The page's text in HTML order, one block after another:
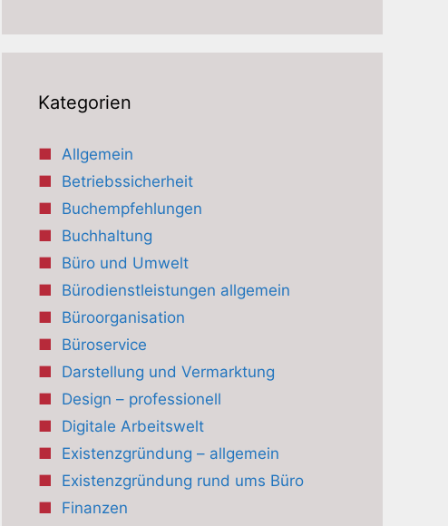
Kategorien
Allgemein
Betriebssicherheit
Buchempfehlungen
Buchhaltung
Büro und Umwelt
Bürodienstleistungen allgemein
Büroorganisation
Büroservice
Darstellung und Vermarktung
Design – professionell
Digitale Arbeitswelt
Existenzgründung – allgemein
Existenzgründung rund ums Büro
Finanzen